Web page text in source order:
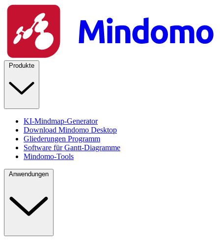
Produkte
KI-Mindmap-Generator
Download Mindomo Desktop
Gliederungen Programm
Software für Gantt-Diagramme
Mindomo-Tools
Anwendungen